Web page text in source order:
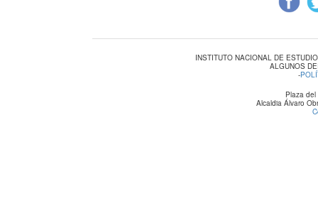
INSTITUTO NACIONAL DE
ALGUNOS
-
Plaza
Alcaldia Álvaro